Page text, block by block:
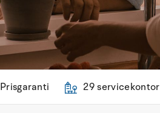
Prisgaranti 29 servicekontor